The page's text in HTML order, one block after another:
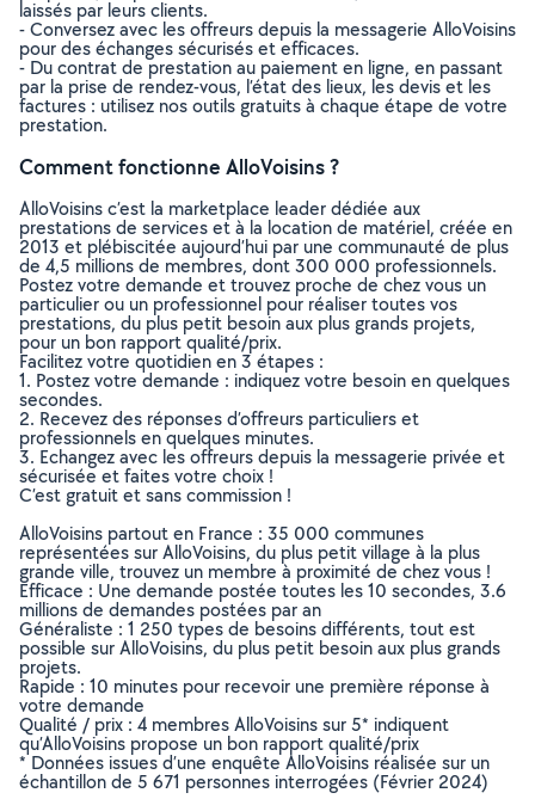
laissés par leurs clients.
- Conversez avec les offreurs depuis la messagerie AlloVoisins
pour des échanges sécurisés et efficaces.
- Du contrat de prestation au paiement en ligne, en passant
par la prise de rendez-vous, l’état des lieux, les devis et les
factures : utilisez nos outils gratuits à chaque étape de votre
prestation.
Comment fonctionne AlloVoisins ?
AlloVoisins c’est la marketplace leader dédiée aux
prestations de services et à la location de matériel, créée en
2013 et plébiscitée aujourd’hui par une communauté de plus
de 4,5 millions de membres, dont 300 000 professionnels.
Postez votre demande et trouvez proche de chez vous un
particulier ou un professionnel pour réaliser toutes vos
prestations, du plus petit besoin aux plus grands projets,
pour un bon rapport qualité/prix.
Facilitez votre quotidien en 3 étapes :
1. Postez votre demande : indiquez votre besoin en quelques
secondes.
2. Recevez des réponses d’offreurs particuliers et
professionnels en quelques minutes.
3. Echangez avec les offreurs depuis la messagerie privée et
sécurisée et faites votre choix !
C’est gratuit et sans commission !
AlloVoisins partout en France : 35 000 communes
représentées sur AlloVoisins, du plus petit village à la plus
grande ville, trouvez un membre à proximité de chez vous !
Efficace : Une demande postée toutes les 10 secondes, 3.6
millions de demandes postées par an
Généraliste : 1 250 types de besoins différents, tout est
possible sur AlloVoisins, du plus petit besoin aux plus grands
projets.
Rapide : 10 minutes pour recevoir une première réponse à
votre demande
Qualité / prix : 4 membres AlloVoisins sur 5* indiquent
qu’AlloVoisins propose un bon rapport qualité/prix
* Données issues d’une enquête AlloVoisins réalisée sur un
échantillon de 5 671 personnes interrogées (Février 2024)